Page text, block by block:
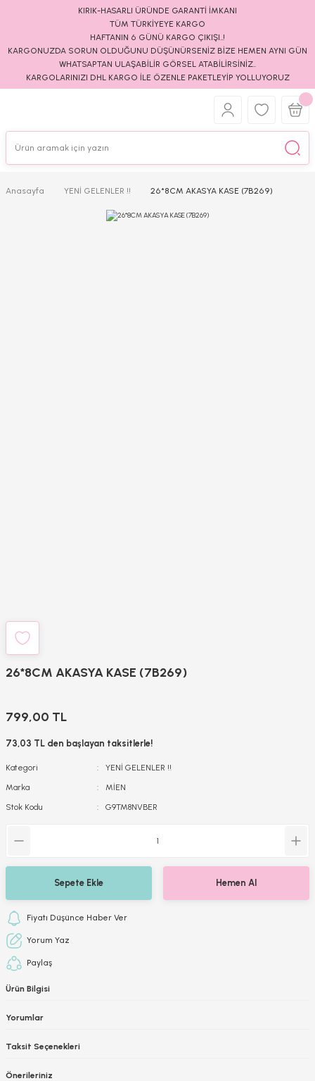
KIRIK-HASARLI ÜRÜNDE GARANTİ İMKANI
TÜM TÜRKİYEYE KARGO
HAFTANIN 6 GÜNÜ KARGO ÇIKIŞI..!
KARGONUZDA SORUN OLDUĞUNU DÜŞÜNÜRSENİZ BİZE HEMEN AYNI GÜN
WHATSAPTAN ULAŞABİLİR GÖRSEL ATABİLİRSİNİZ..
KARGOLARINIZI DHL KARGO İLE ÖZENLE PAKETLEYİP YOLLUYORUZ
Anasayfa YENİ GELENLER !! 26*8CM AKASYA KASE (7B269)
26*8CM AKASYA KASE (7B269)
799,00 TL
73,03 TL den başlayan taksitlerle!
Kategori
YENİ GELENLER !!
Marka
MİEN
Stok Kodu
G9TM8NVBER
Sepete Ekle Hemen Al
Fiyatı Düşünce Haber Ver
Yorum Yaz
Paylaş
Ürün Bilgisi
Yorumlar
Taksit Seçenekleri
Önerileriniz